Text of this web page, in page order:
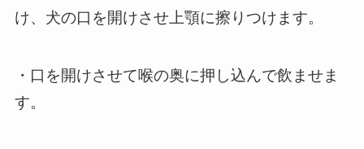
け、犬の口を開けさせ上顎に擦りつけます。
・口を開けさせて喉の奥に押し込んで飲ませま
す。